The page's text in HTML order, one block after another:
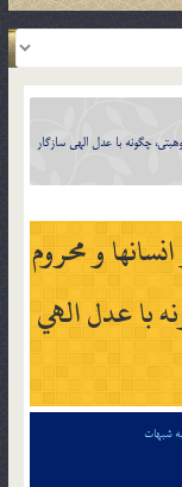
چگونه با عدل الهي سازگار
و محروم
با عدل الهي
شبهات